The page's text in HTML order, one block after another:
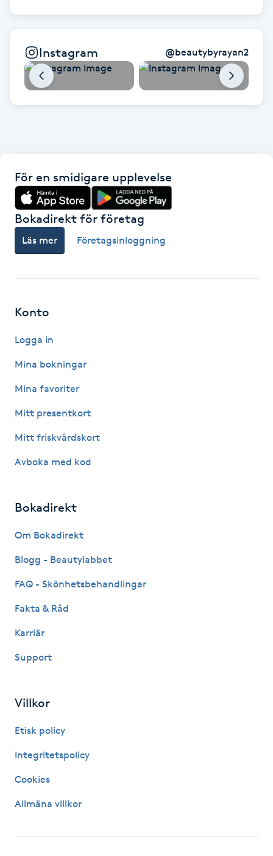
IPL hårborttagning
IR-massage
K18
Katun fransar
Kemisk peeling
Kinesisk medicin
Kiropraktik
Klippning
Klippning ungdom
Koppningsmassage
Kostrådgivning
Kroppspeeling
Käkledsbehandling
Instagram @beautybyrayan2
För en smidigare upplevelse
Bokadirekt för företag
Läs mer Företagsinloggning
Konto
Logga in
Mina bokningar
Mina favoriter
Mitt presentkort
Mitt friskvårdskort
Avboka med kod
Bokadirekt
Om Bokadirekt
Blogg - Beautylabbet
FAQ - Skönhetsbehandlingar
Fakta & Råd
Karriär
Support
Villkor
Etisk policy
Integritetspolicy
Cookies
Allmäna villkor